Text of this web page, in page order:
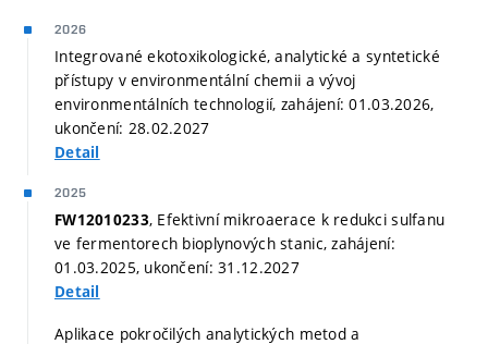
2026
Integrované ekotoxikologické, analytické a syntetické
přístupy v environmentální chemii a vývoj
environmentálních technologií, zahájení: 01.03.2026,
ukončení: 28.02.2027
Detail
2025
FW12010233, Efektivní mikroaerace k redukci sulfanu
ve fermentorech bioplynových stanic, zahájení:
01.03.2025, ukončení: 31.12.2027
Detail
Aplikace pokročilých analytických metod a